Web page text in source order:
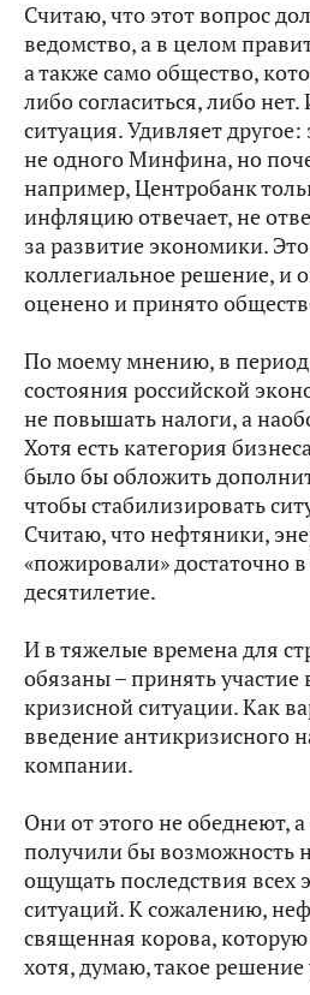
Считаю, что этот вопрос
ведомство, а в целом
а также само общество,
либо согласиться, либо
ситуация. Удивляет другое:
не одного Минфина, но
например, Центробанк
инфляцию отвечает, не
за развитие экономики.
коллегиальное решение, и
оценено и принято
По моему мнению, в
состояния российской
не повышать налоги, а
Хотя есть категория
было бы обложить
чтобы стабилизировать
Считаю, что нефтяники,
«пожировали»достаточно
десятилетие.
И в тяжелые времена для
обязаны – принять
кризисной ситуации.Как
введение антикризисного
компании.
Они от этого не обеднеют,
получили бы возможность
ощущать последствия всех
ситуаций. К сожалению,
священная корова, которую
хотя, думаю, такое